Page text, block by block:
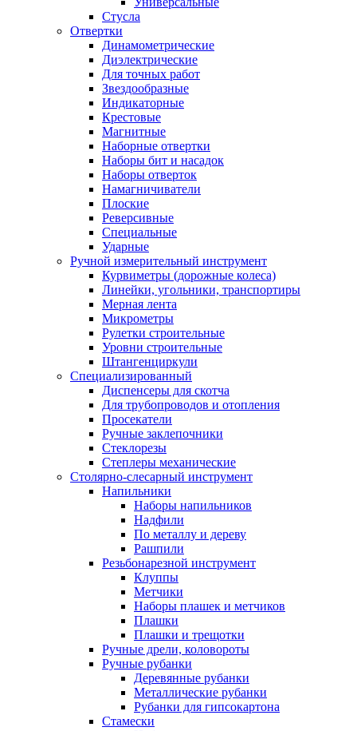
Стусла
Отвертки
Динамометрические
Диэлектрические
Для точных работ
Звездообразные
Индикаторные
Крестовые
Магнитные
Наборные отвертки
Наборы бит и насадок
Наборы отверток
Намагничиватели
Плоские
Реверсивные
Специальные
Ударные
Ручной измерительный инструмент
Курвиметры (дорожные колеса)
Линейки, угольники, транспортиры
Мерная лента
Микрометры
Рулетки строительные
Уровни строительные
Штангенциркули
Специализированный
Диспенсеры для скотча
Для трубопроводов и отопления
Просекатели
Ручные заклепочники
Стеклорезы
Степлеры механические
Столярно-слесарный инструмент
Напильники
Наборы напильников
Надфили
По металлу и дереву
Рашпили
Резьбонарезной инструмент
Клуппы
Метчики
Наборы плашек и метчиков
Плашки
Плашки и трещотки
Ручные дрели, коловороты
Ручные рубанки
Деревянные рубанки
Металлические рубанки
Рубанки для гипсокартона
Стамески